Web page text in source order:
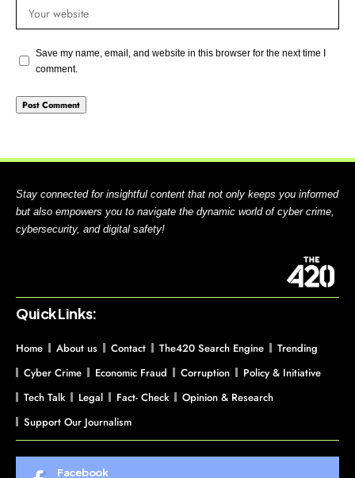
Save my name, email, and website in this browser for the next time I
comment.
Stay connected for insightful content that not only keeps you informed
but also empowers you to navigate the dynamic world of cyber crime,
cybersecurity, and digital safety!
Quick Links:
Home About us Contact The420 Search Engine
Trending
Cyber Crime
Economic Fraud Corruption
Policy & Initiative
Tech Talk
Legal Fact- Check
Opinion & Research
Support Our Journalism
Facebook